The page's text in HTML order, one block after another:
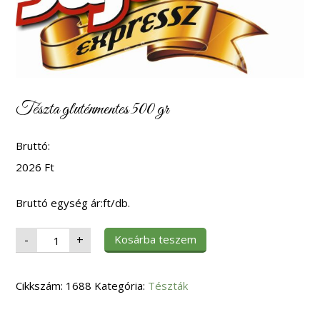
Tészta gluténmentes 500 gr
Bruttó:
2026 Ft
Bruttó egység ár:ft/db.
- Tészta
gluténmentes
500
+ Kosárba teszem
Cikkszám: 1688 Kategória: Tészták